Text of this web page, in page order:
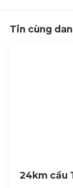
Tin cùng
24km cầu